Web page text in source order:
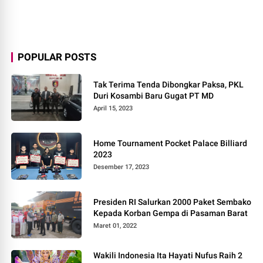
POPULAR POSTS
Tak Terima Tenda Dibongkar Paksa, PKL
Duri Kosambi Baru Gugat PT MD
April 15, 2023
Home Tournament Pocket Palace Billiard
2023
Desember 17, 2023
Presiden RI Salurkan 2000 Paket Sembako
Kepada Korban Gempa di Pasaman Barat
Maret 01, 2022
Wakili Indonesia Ita Hayati Nufus Raih 2